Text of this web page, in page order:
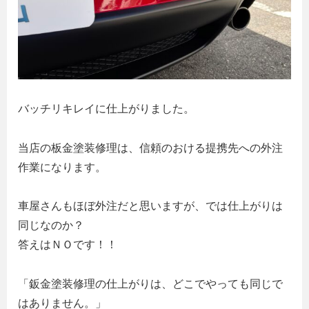
バッチリキレイに仕上がりました。
当店の板金塗装修理は、信頼のおける提携先への外注
作業になります。
車屋さんもほぼ外注だと思いますが、では仕上がりは
同じなのか？
答えはＮＯです！！
「鈑金塗装修理の仕上がりは、どこでやっても同じで
はありません。」